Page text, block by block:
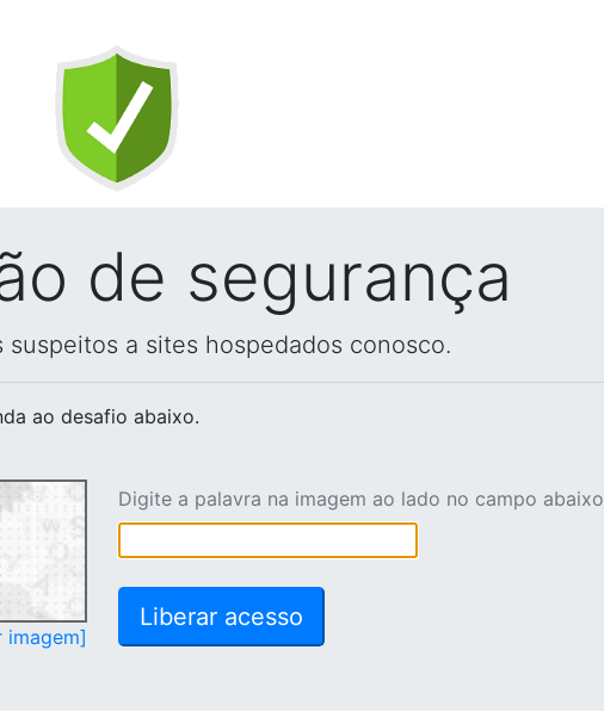
de segurança
a sites hospedados conosco.
ao desafio abaixo.
imagem]
Digite a palavra na imagem ao lado no campo abaixo